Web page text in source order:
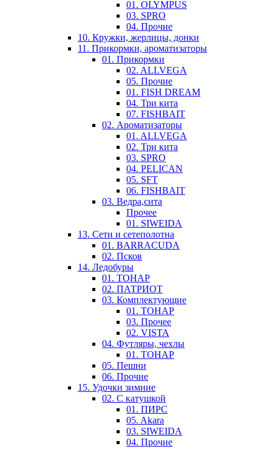
01. OLYMPUS
03. SPRO
04. Прочие
10. Кружки, жерлицы, донки
11. Прикормки, ароматизаторы
01. Прикормки
02. ALLVEGA
05. Прочие
01. FISH DREAM
04. Три кита
07. FISHBAIT
02. Ароматизаторы
01. ALLVEGA
02. Три кита
03. SPRO
04. PELICAN
05. SFT
06. FISHBAIT
03. Ведра,сита
Прочее
01. SIWEIDA
13. Сети и сетеполотна
01. BARRACUDA
02. Псков
14. Ледобуры
01. ТОНАР
02. ПАТРИОТ
03. Комплектующие
01. ТОНАР
03. Прочее
02. VISTA
04. Футляры, чехлы
01. ТОНАР
05. Пешни
06. Прочие
15. Удочки зимние
02. С катушкой
01. ПИРС
05. Akara
03. SIWEIDA
04. Прочие